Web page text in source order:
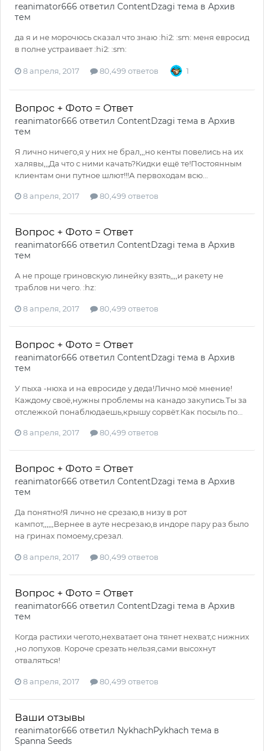
reanimator666 ответил ContentDzagi тема в Архив
тем
да я и не морочюсь сказал что знаю :hi2: :sm: меня евросид
в полне устраивает :hi2: :sm:
8 апреля, 2017 80,499 ответов 1
Вопрос + Фото = Ответ
reanimator666 ответил ContentDzagi тема в Архив
тем
Я лично ничего,я у них не брал,,,но кенты повелись на их
халявы,,,Да что с ними качать?Кидки ещё те!Постоянным
клиентам они путное шлют!!!А первоходам всю...
8 апреля, 2017 80,499 ответов
Вопрос + Фото = Ответ
reanimator666 ответил ContentDzagi тема в Архив
тем
А не проще гриновскую линейку взять,,,,и ракету не
траблов ни чего. :hz:
8 апреля, 2017 80,499 ответов
Вопрос + Фото = Ответ
reanimator666 ответил ContentDzagi тема в Архив
тем
У пыха -нюха и на евросиде у деда!Лично моё мнение!
Каждому своё,нужны проблемы на канадо закупись.Ты за
отслежкой понаблюдаешь,крышу сорвёт.Как посыль по...
8 апреля, 2017 80,499 ответов
Вопрос + Фото = Ответ
reanimator666 ответил ContentDzagi тема в Архив
тем
Да понятно!Я лично не срезаю,в низу в рот
кампот,,,,,,Вернее в ауте несрезаю,в индоре пару раз было
на гринах помоему,срезал.
8 апреля, 2017 80,499 ответов
Вопрос + Фото = Ответ
reanimator666 ответил ContentDzagi тема в Архив
тем
Когда растихи чегото,нехватает она тянет нехват,с нижних
,но лопухов. Короче срезать нельзя,сами высохнут
отваляться!
8 апреля, 2017 80,499 ответов
Ваши отзывы
reanimator666 ответил NykhachPykhach тема в
Spanna Seeds